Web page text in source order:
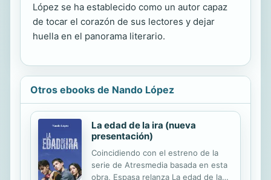
López se ha establecido como un autor capaz
de tocar el corazón de sus lectores y dejar
huella en el panorama literario.
Otros ebooks de Nando López
La edad de la ira (nueva
presentación)
Coincidiendo con el estreno de la
serie de Atresmedia basada en esta
obra, Espasa relanza La edad de la